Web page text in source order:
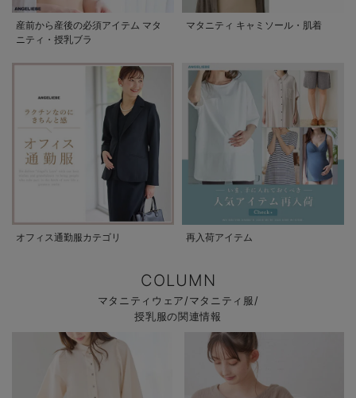
産前から産後の必須アイテム マタ
ニティ・授乳ブラ
マタニティ キャミソール・肌着
オフィス通勤服カテゴリ 再入荷アイテム
COLUMN
マタニティウェア/マタニティ服/
授乳服の関連情報